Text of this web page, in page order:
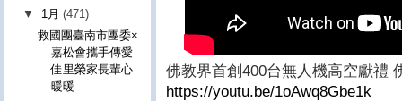
佛教界首創400台無人機高空獻禮
https://youtu.be/1oAwq8Gbe1k
▼ 1月(471)
救國團臺南市團委×
嘉松會攜手傳愛
佳里榮家長輩心
暖暖